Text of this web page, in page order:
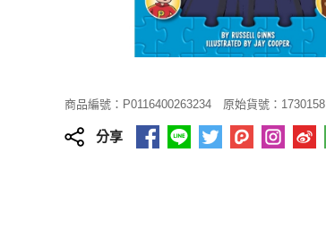
商品編號：P0116400263234 原始貨號：1730158
分享